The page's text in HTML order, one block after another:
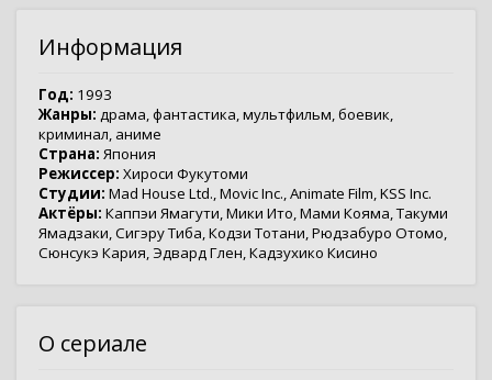
Информация
Год: 1993
Жанры: драма,фантастика,мультфильм,боевик,
криминал, аниме
Страна: Япония
Режиссер: Хироси Фукутоми
Студии: Mad House Ltd.,Movic Inc.,Animate Film,KSS Inc.
Актёры: Каппэи Ямагути,Мики Ито,Мами Кояма,Такуми
Ямадзаки,Сигэру Тиба,Кодзи Тотани,Рюдзабуро Отомо,
Сюнсукэ Кария,Эдвард Глен,Кадзухико Кисино
О сериале